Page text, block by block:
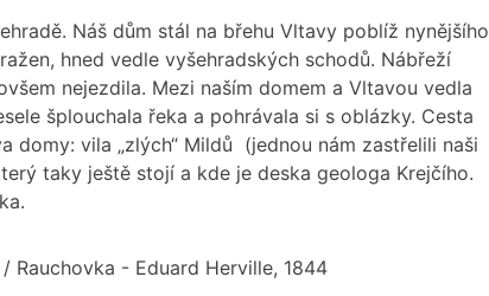
Náš dům stál na břehu Vltavy poblíž nynějšího
hned vedle vyšehradských schodů. Nábřeží
nejezdila. Mezi naším domem a Vltavou vedla
šplouchala řeka a pohrávala si s oblázky. Cesta
domy: vila „zlých“ Mildů
(jednou nám zastřelili naši
taky ještě stojí a kde je deska geologa Krejčího.